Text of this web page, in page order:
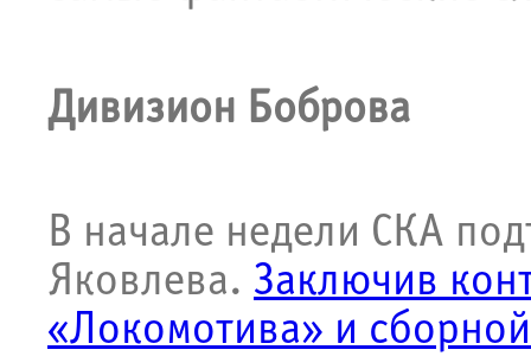
Дивизион Боброва
В начале недели СКА
Яковлева. Заключив
«Локомотива» и